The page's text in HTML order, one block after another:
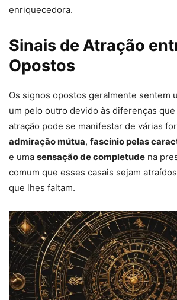
enriquecedora.
Sinais de Atração
Opostos
Os signos opostos geralmente sentem
um pelo outro devido às diferenças que
atração pode se manifestar de várias
admiração mútua, fascínio pelas
e uma sensação de completude na
comum que esses casais sejam
que lhes faltam.